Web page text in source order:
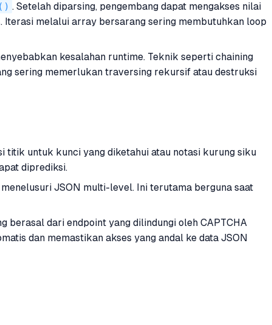
. Setelah diparsing, pengembang dapat mengakses nilai
melalui array bersarang sering membutuhkan loop
kesalahan runtime. Teknik seperti chaining
sering memerlukan traversing rekursif atau destruksi
titik untuk kunci yang diketahui atau notasi kurung siku
diprediksi.
JSON multi-level. Ini terutama berguna saat
berasal dari endpoint yang dilindungi oleh CAPTCHA
dan memastikan akses yang andal ke data JSON